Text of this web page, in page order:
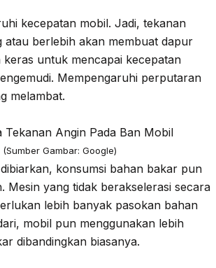
kecepatan mobil. Jadi, tekanan
atau berlebih akan membuat dapur
untuk mencapai kecepatan
Mempengaruhi perputaran
melambat.
(Sumber Gambar: Google)
konsumsi bahan bakar pun
Mesin yang tidak berakselerasi secara
lebih banyak pasokan bahan
mobil pun menggunakan lebih
dibandingkan biasanya.